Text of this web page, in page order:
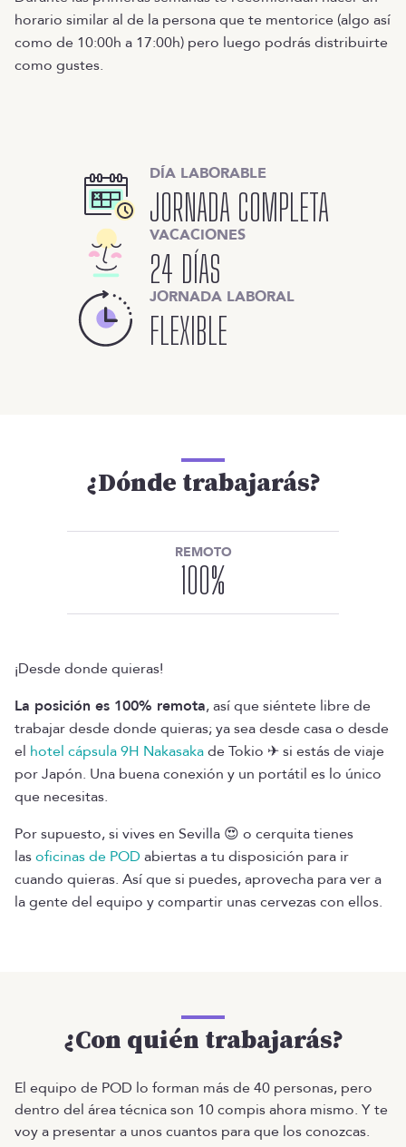
horario similar al de la persona que te mentorice (algo así
como de 10:00h a 17:00h) pero luego podrás distribuirte
como gustes.
DÍA LABORABLE
JORNADA COMPLETA
VACACIONES
24 DÍAS
JORNADA LABORAL
FLEXIBLE
¿Dónde trabajarás?
REMOTO
100%
¡Desde donde quieras!
La posición es 100% remota, así que siéntete libre de
trabajar desde donde quieras; ya sea desde casa o desde
el hotel cápsula 9H Nakasakade Tokio ✈ si estás de viaje
por Japón. Una buena conexión y un portátil es lo único
que necesitas.
Por supuesto, si vives en Sevilla 😍 o cerquita tienes
lasoficinas de POD abiertas a tu disposición para ir
cuando quieras. Así que si puedes, aprovecha para ver a
la gente del equipo y compartir unas cervezas con ellos.
¿Con quién trabajarás?
El equipo de POD lo forman más de 40 personas, pero
dentro del área técnica son 10 compis ahora mismo. Y te
voy a presentar a unos cuantos para que los conozcas.